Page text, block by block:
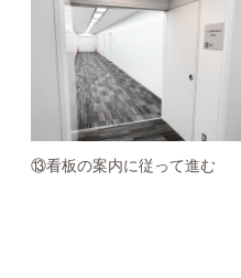
⑬看板の案内に従って進む